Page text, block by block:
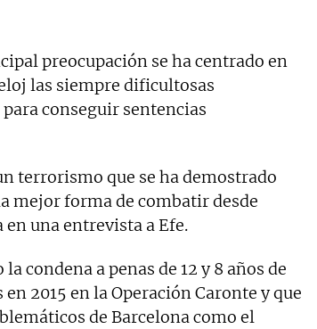
preocupación se ha centrado en
las siempre dificultosas
conseguir sentencias
terrorismo que se ha demostrado
mejor forma de combatir desde
una entrevista a Efe.
condena a penas de 12 y 8 años de
2015 en la Operación Caronte y que
de Barcelona como el